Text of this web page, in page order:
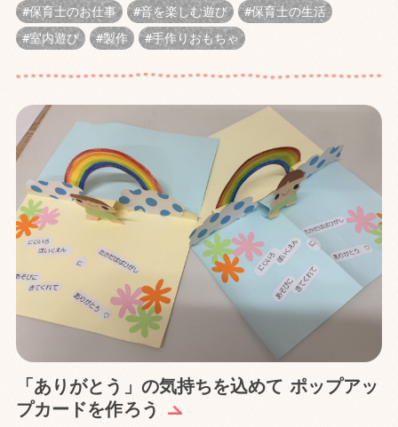
保育士のお仕事 音を楽しむ遊び
保育士の生活
室内遊び
製作 手作りおもちゃ
「ありがとう」の気持ちを込めて ポップアッ
プカードを作ろう